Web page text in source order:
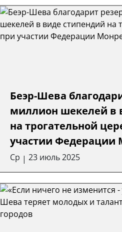
Беэр-Шева
миллион шекелей в
на трогательной
участии Федерации
Ср | 23 июль 2025